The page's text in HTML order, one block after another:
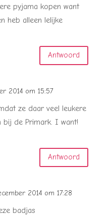
pyjama kopen want
heb alleen lelijke
Antwoord
2014 om 15:57
ze daar veel leukere
bij de Primark. I want!
Antwoord
2014 om 17:28
badjas